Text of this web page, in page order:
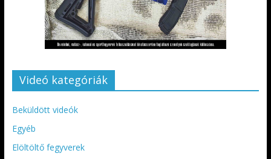
Videó kategóriák
Beküldött videók
Egyéb
Elöltöltő fegyverek